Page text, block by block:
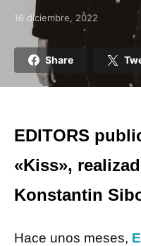
Posted on
16 diciembre, 2022
Share
EDITORS
«Kiss»,
Konstantin
Hace unos meses,